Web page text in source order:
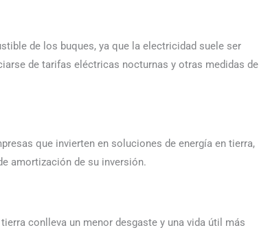
de los buques, ya que la electricidad suele ser
de tarifas eléctricas nocturnas y otras medidas de
que invierten en soluciones de energía en tierra,
amortización de su inversión.
conlleva un menor desgaste y una vida útil más